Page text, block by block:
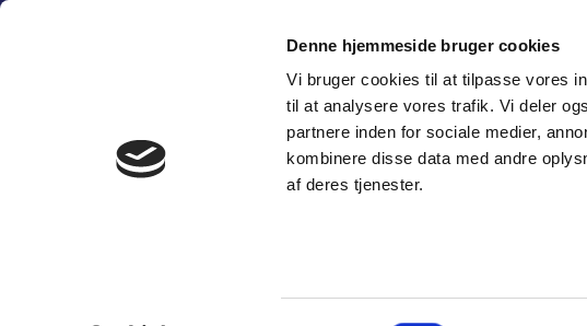
Denne hjemmeside bruger cookies
Vi bruger cookies til at tilpasse vores
til at analysere vores trafik. Vi deler
partnere inden for sociale medier,
kombinere disse data med andre
af deres tjenester.
Fortsæt
SÆLG PERSONBIL SÆLG